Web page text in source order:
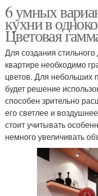
6 умных
кухни в
Цветовая
Для создания
квартире необходимо
цветов. Для небольших
будет решение
способен зрительно
его светлее и
стоит учитывать
немного увеличивать